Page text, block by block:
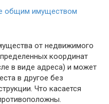
общим имуществом
от недвижимого
координат
в виде адреса) и может
в другое без
Что касается